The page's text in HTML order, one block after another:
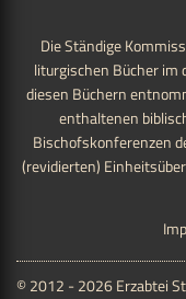
Die Ständige
liturgischen Bücher im
diesen Büchern
enthaltenen
Bischofskonferenzen
(revidierten)
© 2012 - 2026 Erzabtei